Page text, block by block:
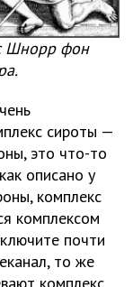
Шнорр фон
сироты —
это что-то
описано у
комплекс
комплексом
почти
то же